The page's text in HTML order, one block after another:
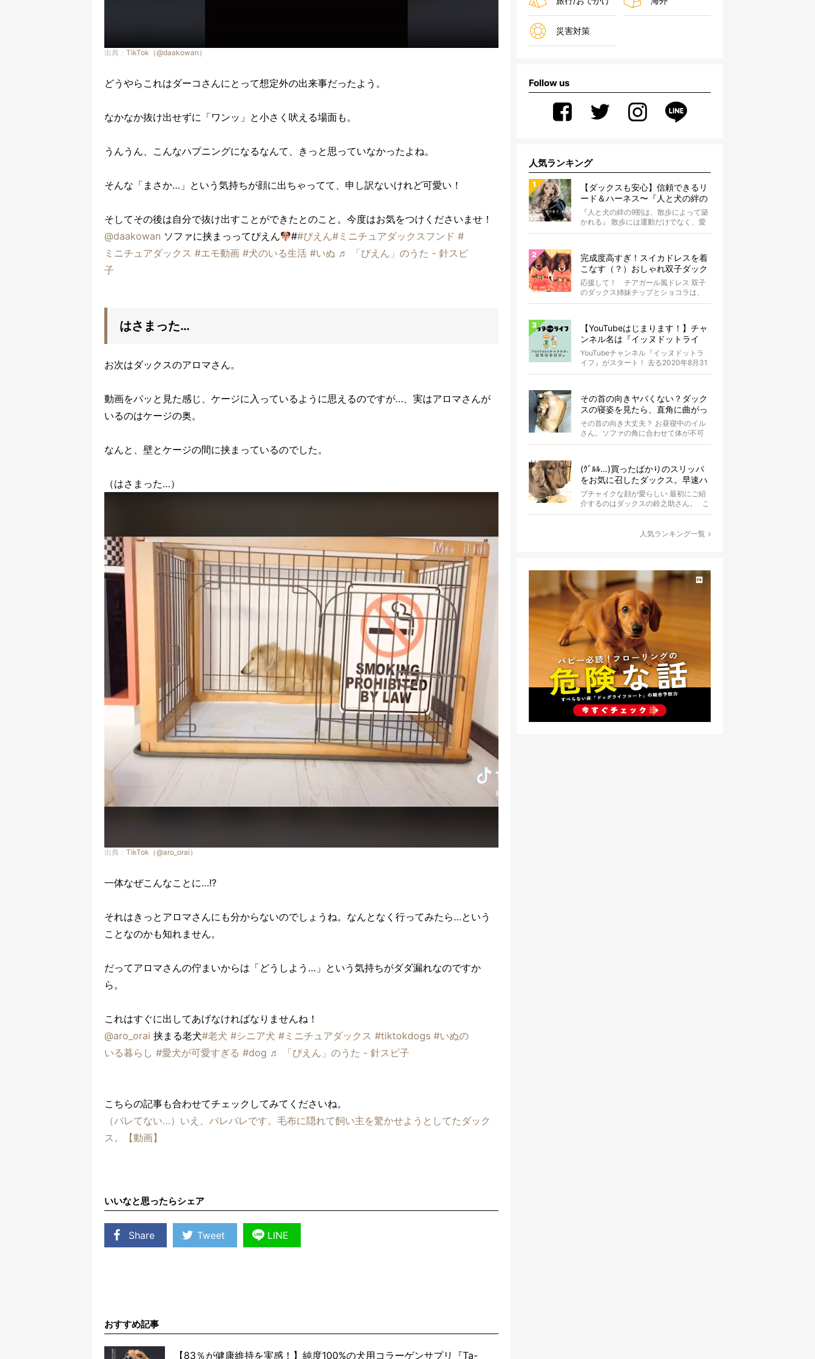
出典： TikTok（@daakowan）
どうやらこれはダーコさんにとって想定外の出来事だったよう。
なかなか抜け出せずに「ワンッ」と小さく吠える場面も。
うんうん、こんなハプニングになるなんて、きっと思っていなかったよね。
そんな「まさか…」という気持ちが顔に出ちゃってて、申し訳ないけれど可愛い！
そしてその後は自分で抜け出すことができたとのこと。今度はお気をつけくださいませ！
@daakowan ソファに挟まっってぴえん ##ぴえん#ミニチュアダックスフンド #
ミニチュアダックス #エモ動画 #犬のいる生活 #いぬ ♬ 「ぴえん」のうた - 針スピ
子
はさまった…
お次はダックスのアロマさん。
動画をパッと見た感じ、ケージに入っているように思えるのですが…、実はアロマさんが
いるのはケージの奥。
なんと、壁とケージの間に挟まっているのでした。
（はさまった…）
出典： TikTok（@aro_orai）
一体なぜこんなことに…!?
それはきっとアロマさんにも分からないのでしょうね。なんとなく行ってみたら…という
ことなのかも知れません。
だってアロマさんの佇まいからは「どうしよう…」という気持ちがダダ漏れなのですか
ら。
これはすぐに出してあげなければなりませんね！
@aro_orai 挟まる老犬#老犬 #シニア犬 #ミニチュアダックス #tiktokdogs #いぬの
いる暮らし #愛犬が可愛すぎる #dog ♬ 「ぴえん」のうた - 針スピ子
こちらの記事も合わせてチェックしてみてくださいね。
（バレてない…）いえ、バレバレです。毛布に隠れて飼い主を驚かせようとしてたダック
ス。【動画】
いいなと思ったらシェア
Share Tweet LINE
おすすめ記事
【83％が健康維持を実感！】純度100%の犬用コラーゲンサプリ『Ta-
災害対策
Follow us
人気ランキング
【ダックスも安心】信頼できるリ
ード＆ハーネス〜『人と犬の絆の
9割は散歩によって築かれる』
WOLFGANG MAN＆BEAST〜
『人と犬の絆の9割は、散歩によって築
かれる』 散歩には運動だけでなく、愛
犬とオーナーの絆を深める重要な役割
完成度高すぎ！スイカドレスを着
こなす（？）おしゃれ双子ダック
スがもはやアイドル
応援して！ チアガール風ドレス 双子
のダックス姉妹チップとショコラは、
お揃いのスイカドレスを身にまとって
【YouTubeはじまります！】チャ
ンネル名は『イッヌドットライ
フ』〜愛犬の動画も大募集！〜
YouTubeチャンネル『イッヌドットラ
イフ』がスタート！ 去る2020年8月31
日（月）。 私...
その首の向きヤバくない？ダック
スの寝姿を見たら、直角に曲がっ
てて二度見した【写真4選】
その首の向き大丈夫？ お昼寝中のイル
さん。ソファの角に合わせて体が不可
解な状態にぐにゃりと曲がっていま
(ｸﾞﾙﾙ…)買ったばかりのスリッパ
をお気に召したダックス。早速ハ
ウスに持ち込まれママ涙…【動画
あり】
ブチャイクな顔が愛らしい 最初にご紹
介するのはダックスの鈴之助さん。 こ
の日はオーナーさんのマス...
人気ランキング一覧